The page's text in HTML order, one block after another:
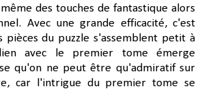
des touches de fantastique alors
Avec une grande efficacité, c'est
pièces du puzzle s'assemblent petit à
avec le premier tome émerge
qu'on ne peut être qu'admiratif sur
car l'intrigue du premier tome se